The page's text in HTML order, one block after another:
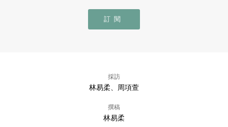
訂閱
採訪
林易柔、周項萱
撰稿
林易柔